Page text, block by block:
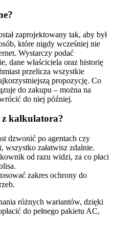
zaprojektowany tak, aby był
które nigdy wcześniej nie
Wystarczy podać
dane właściciela oraz historię
przelicza wszystkie
propozycję. Co
do zakupu – można na
do niej później.
z kalkulatora?
dzwonić po agentach czy
załatwisz zdalnie.
od razu widzi, za co płaci
zakres ochrony do
różnych wariantów, dzięki
do pełnego pakietu AC,